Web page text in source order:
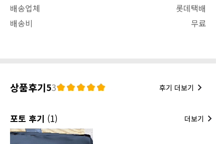
배송업체
롯데택배
배송비
무료
상품후기53 후기 더보기
포토 후기 (1) 더보기